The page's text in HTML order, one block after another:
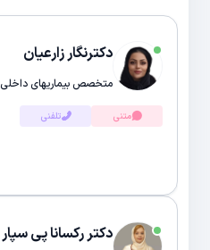
دکترنگار زارعیان
متخصص بیماریهای داخلی
متنی تلفنی
دکتر رکسانا پی سپار